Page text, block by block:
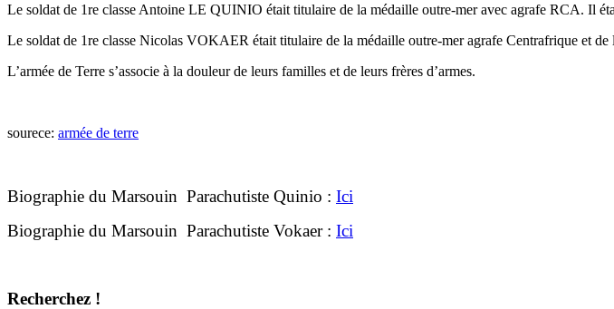
Le soldat de 1re classe Antoine LE QUINIO était titulaire de la médaille outre-mer avec agrafe RCA. Il
Le soldat de 1re classe Nicolas VOKAER était titulaire de la médaille outre-mer agrafe Centrafrique et
L’armée de Terre s’associe à la douleur de leurs familles et de leurs frères d’armes.
sourece: armée de terre
Biographie du Marsouin Parachutiste Quinio : Ici
Biographie du Marsouin Parachutiste Vokaer : Ici
Recherchez !